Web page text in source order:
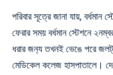
পরিবার সূত্রে জানা যায়, বর্ধমান
ফেরার সময় বর্ধমান স্টেশনে
ধরার জন‍্য তখনই ভেঙে পরে
মেডিকেল কলেজ হাসপাতালে।